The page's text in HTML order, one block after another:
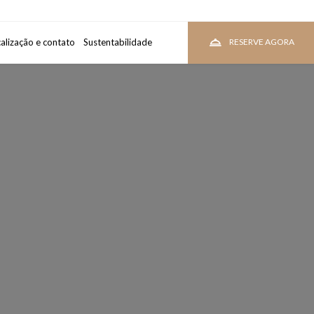
e contato Sustentabilidade RESERVE AGORA
VEJA PREÇOS